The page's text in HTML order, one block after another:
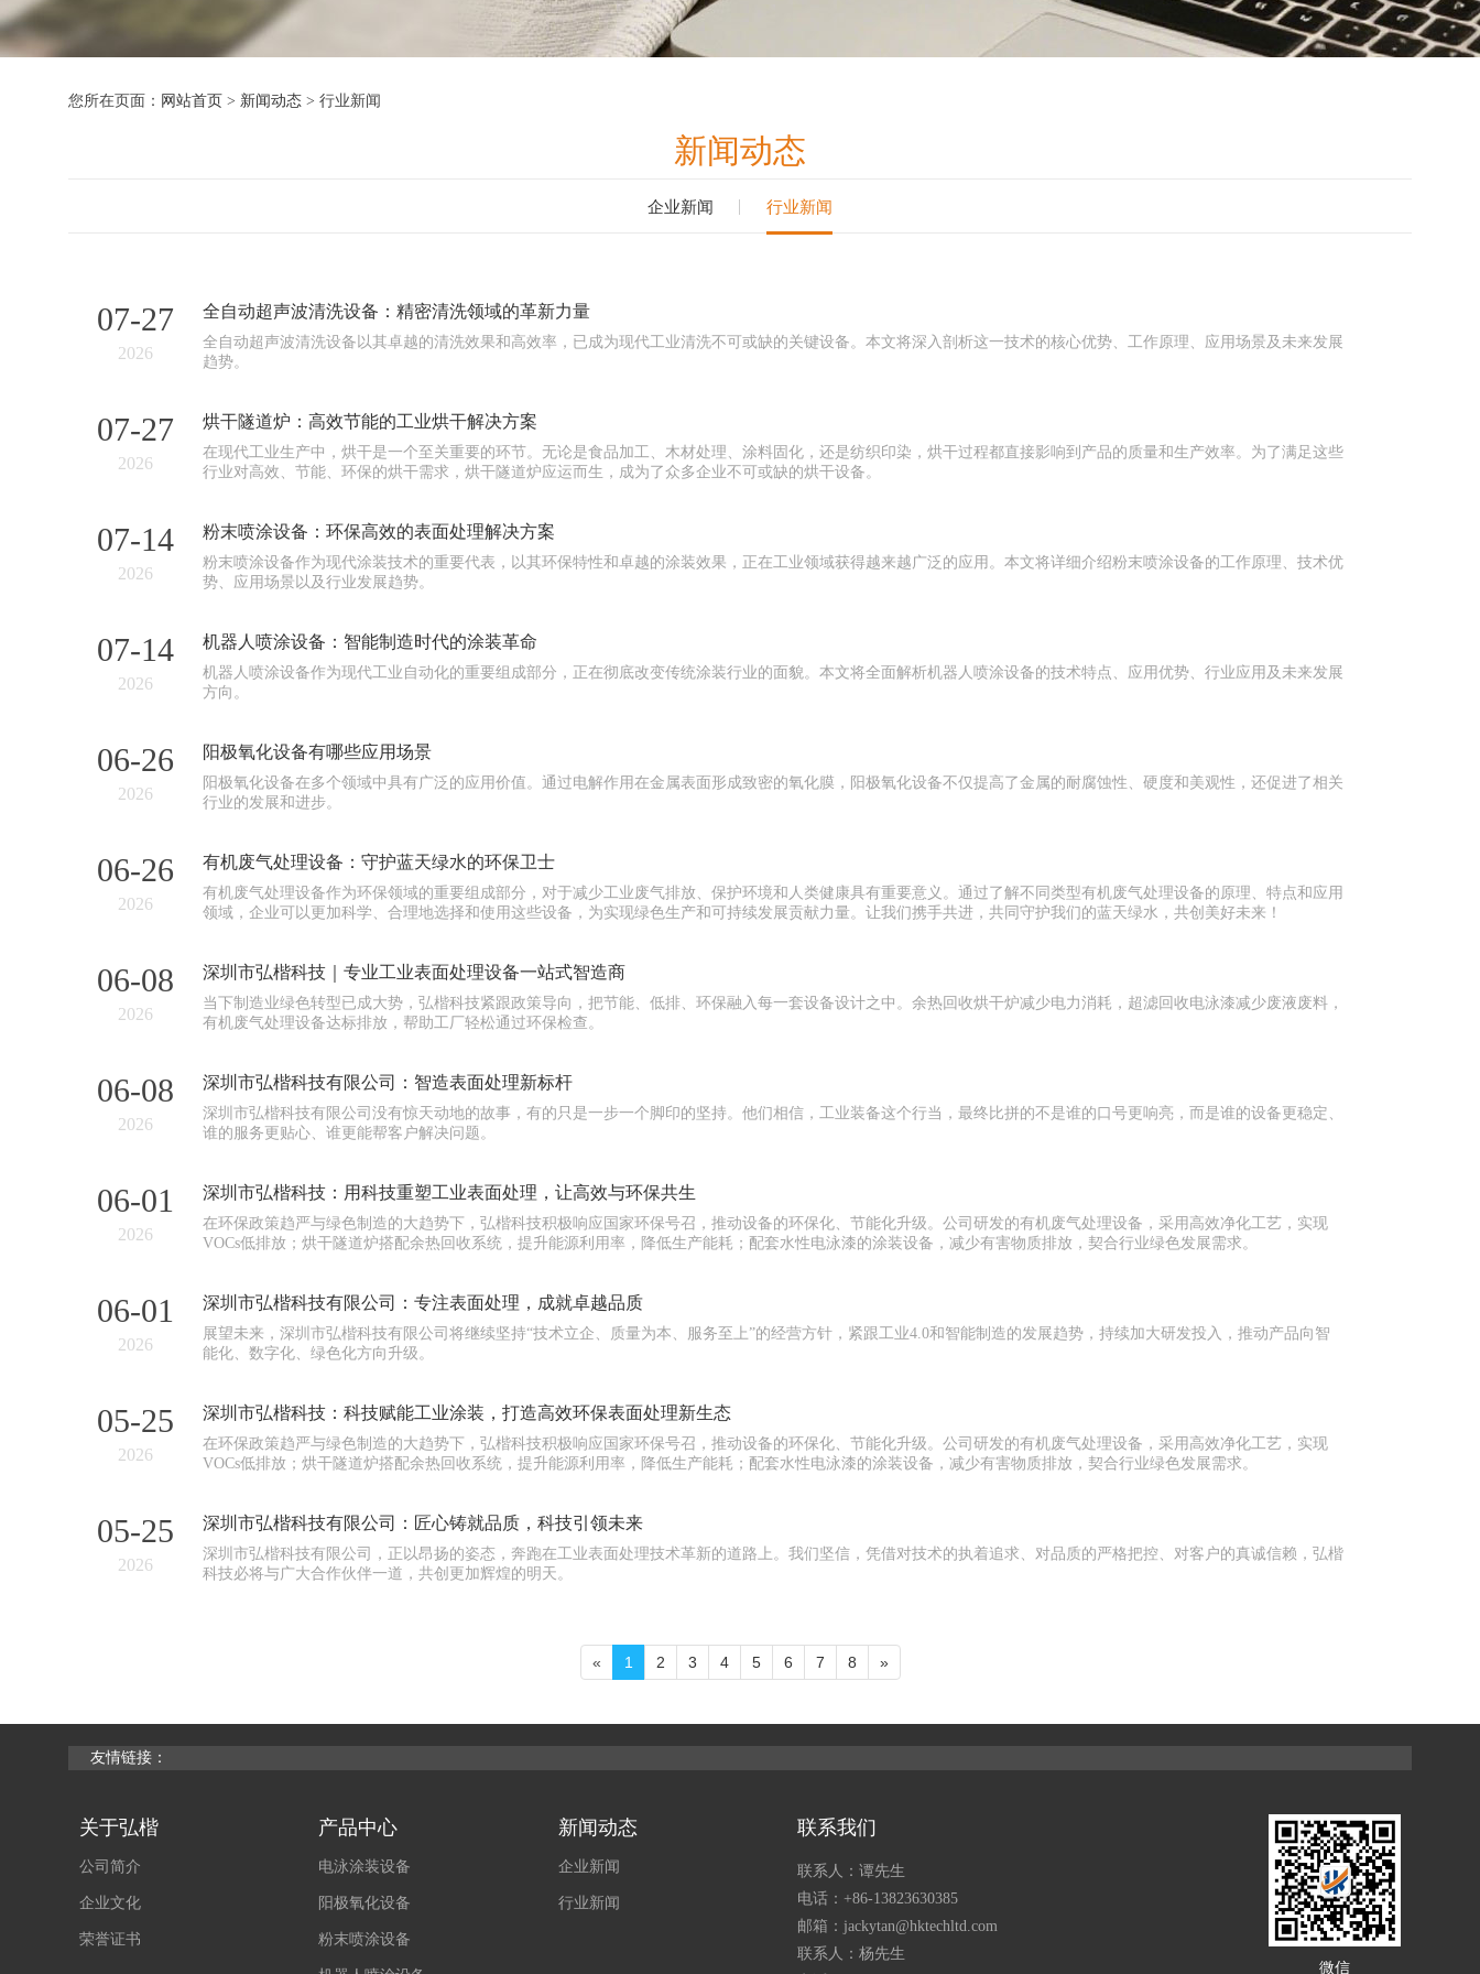
您所在页面： 网站首页 > 新闻动态 > 行业新闻
新闻动态
企业新闻 行业新闻
07-27
2026
全自动超声波清洗设备：精密清洗领域的革新力量
全自动超声波清洗设备以其卓越的清洗效果和高效率，已成为现代工业清洗不可或缺的关键设备。本文将深入剖析这一技术的核心优势、工作原理、应用场景及未来发展
趋势。
07-27
2026
烘干隧道炉：高效节能的工业烘干解决方案
在现代工业生产中，烘干是一个至关重要的环节。无论是食品加工、木材处理、涂料固化，还是纺织印染，烘干过程都直接影响到产品的质量和生产效率。为了满足这些
行业对高效、节能、环保的烘干需求，烘干隧道炉应运而生，成为了众多企业不可或缺的烘干设备。
07-14
2026
粉末喷涂设备：环保高效的表面处理解决方案
粉末喷涂设备作为现代涂装技术的重要代表，以其环保特性和卓越的涂装效果，正在工业领域获得越来越广泛的应用。本文将详细介绍粉末喷涂设备的工作原理、技术优
势、应用场景以及行业发展趋势。
07-14
2026
机器人喷涂设备：智能制造时代的涂装革命
机器人喷涂设备作为现代工业自动化的重要组成部分，正在彻底改变传统涂装行业的面貌。本文将全面解析机器人喷涂设备的技术特点、应用优势、行业应用及未来发展
方向。
06-26
2026
阳极氧化设备有哪些应用场景
阳极氧化设备在多个领域中具有广泛的应用价值。通过电解作用在金属表面形成致密的氧化膜，阳极氧化设备不仅提高了金属的耐腐蚀性、硬度和美观性，还促进了相关
行业的发展和进步。
06-26
2026
有机废气处理设备：守护蓝天绿水的环保卫士
有机废气处理设备作为环保领域的重要组成部分，对于减少工业废气排放、保护环境和人类健康具有重要意义。通过了解不同类型有机废气处理设备的原理、特点和应用
领域，企业可以更加科学、合理地选择和使用这些设备，为实现绿色生产和可持续发展贡献力量。让我们携手共进，共同守护我们的蓝天绿水，共创美好未来！
06-08
2026
深圳市弘楷科技｜专业工业表面处理设备一站式智造商
当下制造业绿色转型已成大势，弘楷科技紧跟政策导向，把节能、低排、环保融入每一套设备设计之中。余热回收烘干炉减少电力消耗，超滤回收电泳漆减少废液废料，
有机废气处理设备达标排放，帮助工厂轻松通过环保检查。
06-08
2026
深圳市弘楷科技有限公司：智造表面处理新标杆
深圳市弘楷科技有限公司没有惊天动地的故事，有的只是一步一个脚印的坚持。他们相信，工业装备这个行当，最终比拼的不是谁的口号更响亮，而是谁的设备更稳定、
谁的服务更贴心、谁更能帮客户解决问题。
06-01
2026
深圳市弘楷科技：用科技重塑工业表面处理，让高效与环保共生
在环保政策趋严与绿色制造的大趋势下，弘楷科技积极响应国家环保号召，推动设备的环保化、节能化升级。公司研发的有机废气处理设备，采用高效净化工艺，实现
VOCs低排放；烘干隧道炉搭配余热回收系统，提升能源利用率，降低生产能耗；配套水性电泳漆的涂装设备，减少有害物质排放，契合行业绿色发展需求。
06-01
2026
深圳市弘楷科技有限公司：专注表面处理，成就卓越品质
展望未来，深圳市弘楷科技有限公司将继续坚持“技术立企、质量为本、服务至上”的经营方针，紧跟工业4.0和智能制造的发展趋势，持续加大研发投入，推动产品向智
能化、数字化、绿色化方向升级。
05-25
2026
深圳市弘楷科技：科技赋能工业涂装，打造高效环保表面处理新生态
在环保政策趋严与绿色制造的大趋势下，弘楷科技积极响应国家环保号召，推动设备的环保化、节能化升级。公司研发的有机废气处理设备，采用高效净化工艺，实现
VOCs低排放；烘干隧道炉搭配余热回收系统，提升能源利用率，降低生产能耗；配套水性电泳漆的涂装设备，减少有害物质排放，契合行业绿色发展需求。
05-25
2026
深圳市弘楷科技有限公司：匠心铸就品质，科技引领未来
深圳市弘楷科技有限公司，正以昂扬的姿态，奔跑在工业表面处理技术革新的道路上。我们坚信，凭借对技术的执着追求、对品质的严格把控、对客户的真诚信赖，弘楷
科技必将与广大合作伙伴一道，共创更加辉煌的明天。
« 1 2 3 4 5 6 7 8 »
友情链接：
关于弘楷
公司简介
企业文化
荣誉证书
产品中心
电泳涂装设备
阳极氧化设备
粉末喷涂设备
新闻动态
企业新闻
行业新闻
联系我们
联系人：谭先生
电话：+86-13823630385
邮箱：jackytan@hktechltd.com
联系人：杨先生
微信